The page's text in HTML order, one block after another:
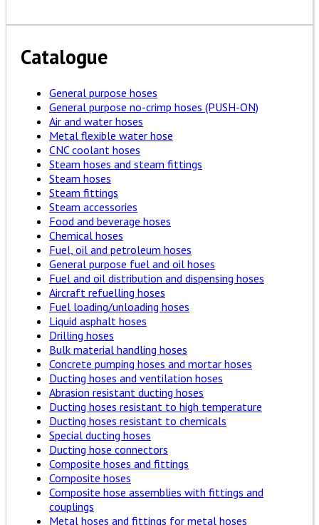
Catalogue
General purpose hoses
General purpose no-crimp hoses (PUSH-ON)
Air and water hoses
Metal flexible water hose
CNC coolant hoses
Steam hoses and steam fittings
Steam hoses
Steam fittings
Steam accessories
Food and beverage hoses
Chemical hoses
Fuel, oil and petroleum hoses
General purpose fuel and oil hoses
Fuel and oil distribution and dispensing hoses
Aircraft refuelling hoses
Fuel loading/unloading hoses
Liquid asphalt hoses
Drilling hoses
Bulk material handling hoses
Concrete pumping hoses and mortar hoses
Ducting hoses and ventilation hoses
Abrasion resistant ducting hoses
Ducting hoses resistant to high temperature
Ducting hoses resistant to chemicals
Special ducting hoses
Ducting hose connectors
Composite hoses and fittings
Composite hoses
Composite hose assemblies with fittings and
couplings
Metal hoses and fittings for metal hoses